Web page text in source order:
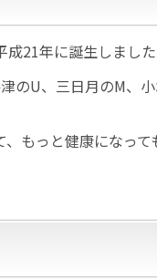
21年に誕生しました
のU、三日月のM、
もっと健康になって